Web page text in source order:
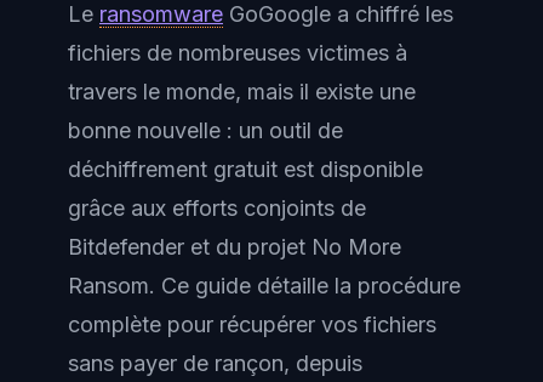
Le ransomware GoGoogle a chiffré les
fichiers de nombreuses victimes à
travers le monde, mais il existe une
bonne nouvelle : un outil de
déchiffrement gratuit est disponible
grâce aux efforts conjoints de
Bitdefender et du projet No More
Ransom. Ce guide détaille la procédure
complète pour récupérer vos fichiers
sans payer de rançon, depuis